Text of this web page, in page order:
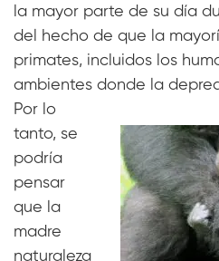
la mayor parte de su día
del hecho de que la
primates, incluidos los
ambientes donde la
Por lo
tanto, se
podría
pensar
que la
madre
naturaleza